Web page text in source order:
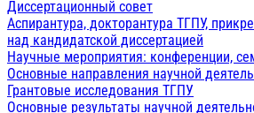
Диссертационный совет
Аспирантура, докторантура ТГПУ,
над кандидатской диссертацией
Научные мероприятия: конференции,
Основные направления научной
Грантовые исследования ТГПУ
Основные результаты научной